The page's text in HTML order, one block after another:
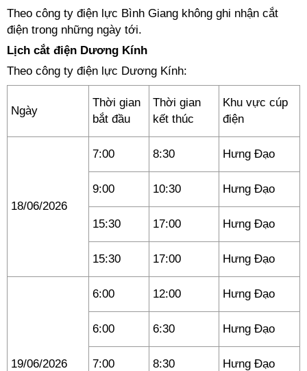
Theo công ty điện lực Bình Giang không ghi nhận cắt
điện trong những ngày tới.
Lịch cắt điện Dương Kính
Theo công ty điện lực Dương Kính:
Ngày
Thời gian
bắt đầu
Thời gian
kết thúc
Khu vực cúp
điện
18/06/2026
7:00 8:30 Hưng Đạo
9:00 10:30 Hưng Đạo
15:30 17:00 Hưng Đạo
15:30 17:00 Hưng Đạo
19/06/2026
6:00 12:00 Hưng Đạo
6:00 6:30 Hưng Đạo
7:00 8:30 Hưng Đạo